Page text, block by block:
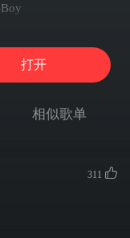
打开
相似歌单
311